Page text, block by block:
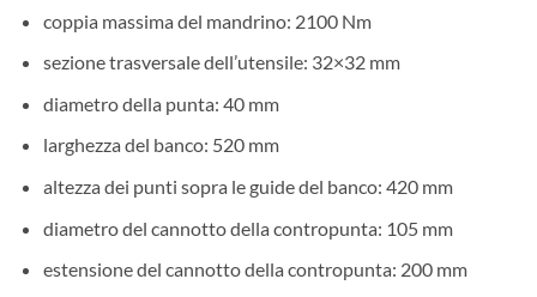
coppia massima del mandrino: 2100 Nm
sezione trasversale dell’utensile: 32×32 mm
diametro della punta: 40 mm
larghezza del banco: 520 mm
altezza dei punti sopra le guide del banco: 420 mm
diametro del cannotto della contropunta: 105 mm
estensione del cannotto della contropunta: 200 mm